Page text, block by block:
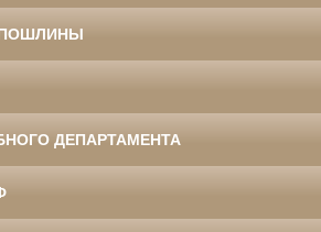
ДЕПАРТАМЕНТА